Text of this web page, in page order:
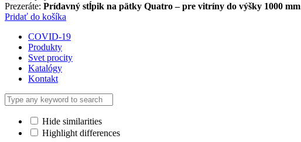
Prezeráte: Prídavný stĺpik na pätky Quatro – pre vitríny do výšky 1000 mm
Pridať do košíka
COVID-19
Produkty
Svet procity
Katalógy
Kontakt
Hide similarities
Highlight differences